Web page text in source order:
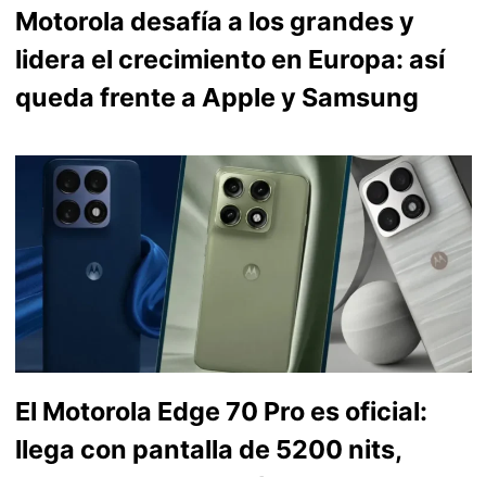
Motorola desafía a los grandes y
lidera el crecimiento en Europa: así
queda frente a Apple y Samsung
El Motorola Edge 70 Pro es oficial:
llega con pantalla de 5200 nits,